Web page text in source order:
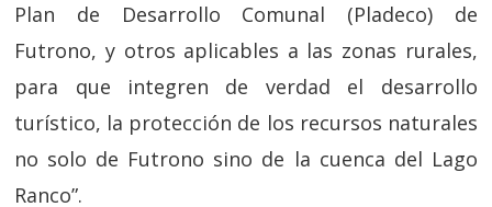
Plan de Desarrollo Comunal (Pladeco) de
Futrono, y otros aplicables a las zonas rurales,
para que integren de verdad el desarrollo
turístico, la protección de los recursos naturales
no solo de Futrono sino de la cuenca del Lago
Ranco”.